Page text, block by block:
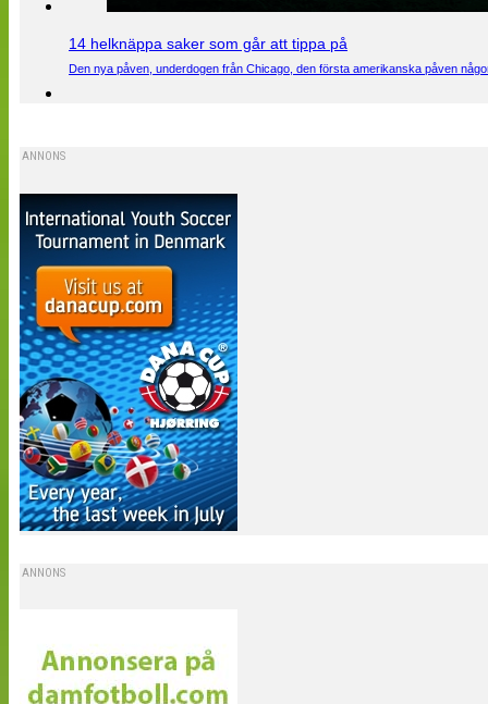
14 helknäppa saker som går att tippa på
Den nya påven, underdogen från Chicago, den första amerikanska påven
ANNONS
ANNONS